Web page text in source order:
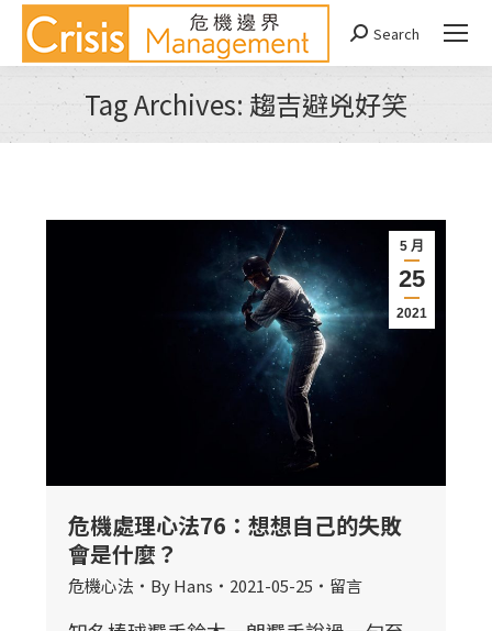
Search:
Search
Tag Archives: 趨吉避兇好笑
You are here:
5 月
25
2021
危機處理心法76：想想自己的失敗
會是什麼？
危機心法 ByHans 2021-05-25 留言